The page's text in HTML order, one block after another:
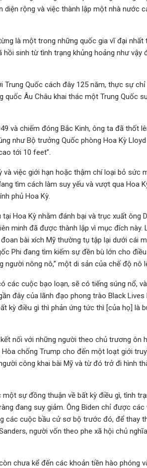
diện rộng và việc thành lập một nhà nước
là một trong những quốc gia vĩ đại nhất
sinh từ tình trạng khủng hoảng như vậy
Trung Quốc cách đây 125 năm, thực sự
Âu Châu khai thác một Trung Quốc
và chiếm đóng Bắc Kinh, ông ta đã thốt
như Bộ trưởng Quốc phòng Hoa Kỳ
tới 10 feet”.
việc giới hạn hoặc thậm chí loại bỏ sức
tìm cách làm suy yếu và vượt qua Hoa
phủ Hoa Kỳ.
Hoa Kỳ nhằm đánh bại và trục xuất ông
minh đã được thành lập vì mục đích này.
bài xích Mỹ thường tụ tập lại dưới cái
Phi đang tìm kiếm sự đền bù lớn cho
nông nô,” một di sản của chế độ nô
các cuộc bạo loạn, sẽ có tiếng súng nổ,
đây của lãnh đạo phong trào Black Lives
kỳ điều gì thì phản ứng tức thì [của họ] là
nối với những người theo chủ trương ôn
chống Trump cho đến một loạt giới
công khai bài Mỹ và từ đó trở đi hình
sự đồng thuận về bất kỳ điều gì, tình
đang suy giảm. Ông Biden chỉ được các
các cuộc bầu cử sơ bộ trước đó, để thay
người vốn theo phe xã hội chủ
chưa kể đến các khoản tiền hào phóng